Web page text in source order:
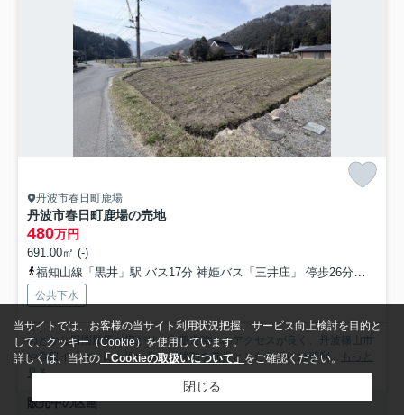
丹波市春日町鹿場
丹波市春日町鹿場の売地
480万円
691.00㎡ (-)
福知山線「黒井」駅 バス17分 神姫バス「三井庄」 停歩26分車12分 8.5km
公共下水
のどかな田園風景が広がり、主要道路へのアクセスが良く、丹波篠山市
や春日インターにも近い為、車移動を前提とした生活には便利...
もっと
見る
販売中の区画
当サイトでは、お客様の当サイト利用状況把握、サービス向上検討を目的と
して、クッキー（Cookie）を使用しています。
詳しくは、当社の「Cookieの取扱いについて」 をご確認ください。
閉じる